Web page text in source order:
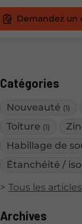
Demandez un
Catégories
Nouveauté (1)
Toiture (1)
Habillage de
Étanchéité /
Tous les articles
Archives